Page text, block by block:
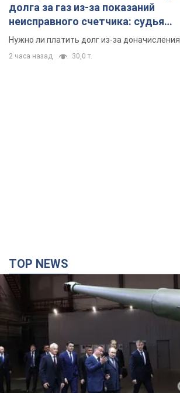
долга за газ из-за показаний
неисправного счетчика: судья
вынес неожиданное решение
Нужно ли платить долг из-за доначисления
2 часа назад 30,0 т.
TOP NEWS